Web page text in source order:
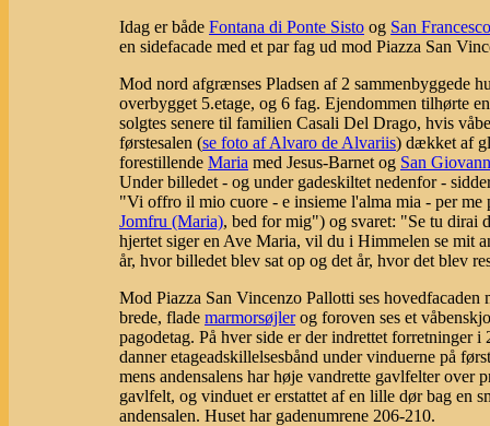
Idag er både Fontana di Ponte Sisto og San
en sidefacade med et par fag ud mod Piazza San
Mod nord afgrænses Pladsen af 2 sammenbyggede
overbygget 5.etage, og 6 fag. Ejendommen tilhørte
solgtes senere til familien Casali Del Drago, hvis
førstesalen (se foto af Alvaro de Alvariis) dækket af
forestillende Maria med Jesus-Barnet og San
Under billedet - og under gadeskiltet nedenfor -
"Vi offro il mio cuore - e insieme l'alma mia - per
Jomfru (Maria), bed for mig") og svaret: "Se tu dirai
hjertet siger en Ave Maria, vil du i Himmelen se mit
år, hvor billedet blev sat op og det år, hvor det blev
Mod Piazza San Vincenzo Pallotti ses
brede, flade marmorsøjlerog foroven ses et
pagodetag. På hver side er der indrettet forretninger
danner etageadskillelsesbånd under vinduerne på
mens andensalens har høje vandrette gavlfelter over
gavlfelt, og vinduet er erstattet af en lille dør bag en
andensalen. Huset har gadenumrene 206-210.